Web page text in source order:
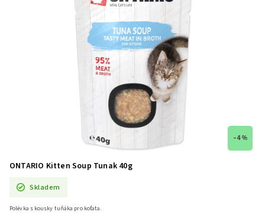
–4 %
ONTARIO Kitten Soup Tunak 40g
Skladem
Polévka s kousky tuňáka pro koťata.